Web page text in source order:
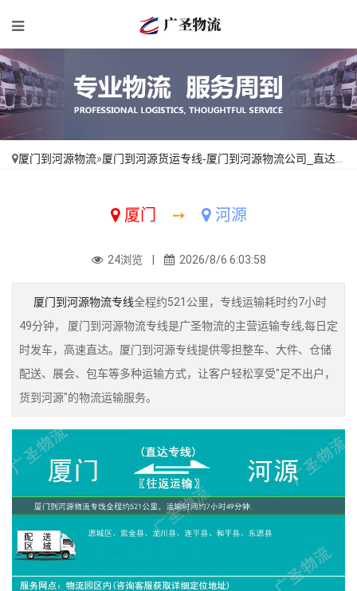
厦门到河源物流»厦门到河源货运专线-厦门到河源物流公司_直达不中转「多年经验」
厦门 ➙ 河源
24浏览 | 2026/8/6 6:03:58
厦门到河源物流专线全程约521公里，专线运输耗时约7小时
49分钟， 厦门到河源物流专线是广圣物流的主营运输专线,每日定
时发车，高速直达。厦门到河源专线提供零担整车、大件、仓储
配送、展会、包车等多种运输方式，让客户轻松享受"足不出户，
货到河源"的物流运输服务。